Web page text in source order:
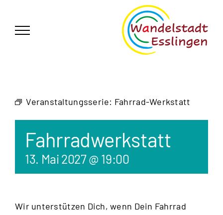
springen
Veranstaltungsserie: Fahrrad-Werkstatt
Fahrradwerkstatt
13. Mai 2027 @ 19:00
Wir unterstützen Dich, wenn Dein Fahrrad